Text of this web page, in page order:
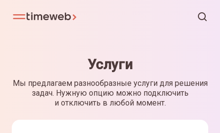
Услуги
Мы предлагаем разнообразные услуги для решения
задач. Нужную опцию можно подключить
и отключить в любой момент.